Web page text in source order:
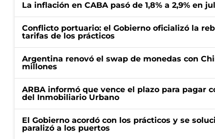
La inflación en CABA pasó de 1,8% a 2,9% en
Conflicto portuario: el Gobierno oficializó la
tarifas de los prácticos
Argentina renovó el swap de monedas con
millones
ARBA informó que vence el plazo para pagar
del Inmobiliario Urbano
El Gobierno acordó con los prácticos y se
paralizó a los puertos